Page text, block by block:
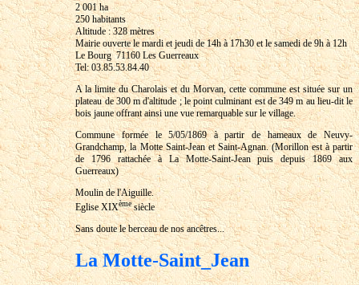
2 001 ha
250 habitants
Altitude : 328 mètres
Mairie ouverte le mardi et jeudi de 14h à 17h30 et le samedi de 9h à 12h
Le Bourg 71160 Les Guerreaux
Tel: 03.85.53.84.40
A la limite du Charolais et du Morvan, cette commune est située sur un
plateau de 300 m d'altitude ; le point culminant est de 349 m au lieu-dit le
bois jaune offrant ainsi une vue remarquable sur le village.
Commune formée le 5/05/1869 à partir de hameaux de Neuvy-
Grandchamp, la Motte Saint-Jean et Saint-Agnan. (Morillon est à partir
de 1796 rattachée à La Motte-Saint-Jean puis depuis 1869 aux
Guerreaux)
Moulin de l'Aiguille.
Eglise XIXèmesiècle
Sans doute le berceau de nos ancêtres...
La Motte-Saint_Jean